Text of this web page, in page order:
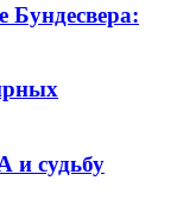
Бундесвера:
и судьбу